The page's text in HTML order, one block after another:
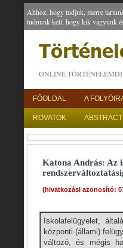
Ahhoz, hogy tudjuk, merre
tudnunk kell, hogy kik vagyunk
ONLINE
FŐOLDAL A
ROVATOK
Katona András: Az
(hivatkozási azonosító:
Iskolafelügyelet,
központi (állami)
változó, és mégis